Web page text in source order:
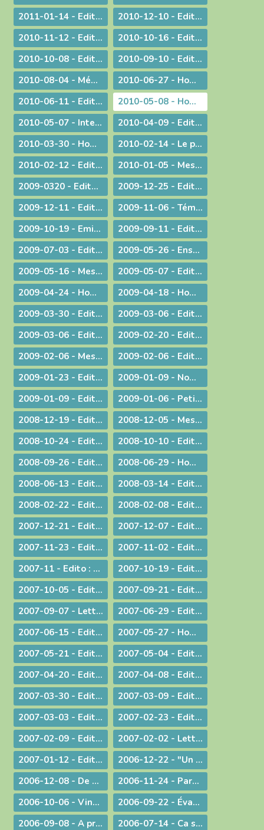
2011-01-14 - Edito : Une nouvelle année
2010-12-10 - Edito : Quel chemin pour l'humanité ?
2010-11-12 - Edito : Les saints n'ont pas disparu !
2010-10-16 - Edito : Le Synode pour le Moyen-Orient devrait tous nous faire réfléchir...
2010-10-08 - Edito : CARITAS IN VERITATE
2010-09-10 - Edito : Au rendez-vous des urgences, la mission est la première invitée
2010-08-04 - Méditation aux vêpres à Ars
2010-06-27 - Homélie pour les ordinations
2010-06-11 - Edito : S.D.F. pour une quin­zaine !
2010-05-08 - Homélie : Journée provinciale pour les vocations
2010-05-07 - Interview : La communion entre Eglises - Retour d'Irlande
2010-04-09 - Edito : "Attirons-le dans un piège"
2010-03-30 - Homélie pour la Messe chrismale
2010-02-14 - Le prêtre, guetteur de Dieu
2010-02-12 - Edito : La vérité de l'histoire
2010-01-05 - Message : Du nouveau dans la communication du diocèse de Belley-Ars !
2009-0320 - Edito : Quel avenir pour la paternité ?
2009-12-25 - Edito : Que de­vons-nous faire ?
2009-12-11 - Edito : Identité nationale
2009-11-06 - Témoignage : Demain, la vie de nos communautés chrétiennes
2009-10-19 - Emission : A propos du travail le dimanche
2009-09-11 - Edito : Une année pastorale qui ne ressemble à aucune autre !
2009-07-03 - Edito : Une toile de fond peu commune... pour une fin d'année ordinaire !
2009-05-26 - Enseignement : Journée du Presbyterium
2009-05-16 - Message : Evangélisation et année sacerdotale
2009-05-07 - Edito : Faut-il encore garder un peu de religion ?
2009-04-24 - Homélie pour la messe chrismale
2009-04-18 - Homélie : A Dieu !
2009-03-30 - ­Edito : Le choc de la dif­fé­rence
2009-03-06 - Edito : L'impact universel de nos responsabilités individuelles
2009-03-06 - Edito : Donner
2009-02-20 - Edito : Le droit de vivre !
2009-02-06 - Message aux diocésains à propos de la levée des excommunications des quatre évêques de la Fraternité Saint Pie X
2009-02-06 - Edito : Un nouveau pas sur la route de l'évangélisation
2009-01-23 - Edito : Une prière sans parole
2009-01-09 - Nomination : le P. S. Bataille, futur Supérieur du Séminaire Français de Rome
2009-01-09 - Edito : Sur les traces de saint Paul : le Forum de l'évangélisation
2009-01-06 - Petit guide de lecture de l'encylique « L'ÉGLISE VIT DE L'EUCHARISTIE »
2008-12-19 - Edito : Noël ou l'humilité de Dieu
2008-12-05 - Message pour le Jubilé du Saint Curé d'Ars
2008-10-24 - Edito : Rendez à César... rendez à Dieu...
2008-10-10 - Edito : La Parole de Dieu et la marche du monde
2008-09-26 - Edito : L'Eglise en France, une nouvelle fois visitée
2008-06-29 - Homélie pour les ordinations
2008-06-13 - Edito : Dialogue interreligieux : Le sens de la liberté religieuse
2008-03-14 - Edito : Là où se trouve Dieu... là se trouve l'avenir
2008-02-22 - Edito : Le regard de la foi
2008-02-08 - Edito : Quelle unité ?
2007-12-21 - Edito : Noël : Souffler sur les braises de l'espérance !
2007-12-07 - Edito : Anne-Lorraine - Sa résistance lui a coûté la vie !
2007-11-23 - Edito : La remise des Actes : une démarche liturgique
2007-11-02 - Edito : La remise d'un livre : une démarche diocésaine
2007-11 - Edito : A propos du Téléthon 2007
2007-10-19 - Edito : Discerner
2007-10-05 - Edito : Des temps nouveaux pour l'Evangile "Passons aux Actes !"
2007-09-21 - Edito : L'amour du plus faible
2007-09-07 - Lettre aux prêtres à propos du Motu Proprio
2007-06-29 - Edito : Merci à vous, prêtres nouvellement nommés
2007-06-15 - Edito : A propos des "sans papiers"
2007-05-27 - Homélie de Confirmation - Pentecôte
2007-05-21 - Edito : Justice, jugement et miséricorde
2007-05-04 - Edito : Au service des vocations sacerdotales : une journée inédite !
2007-04-20 - Edito : Une citoyenneté responsable
2007-04-08 - Edito : Un baptême pas comme les autres - Pâques 2007
2007-03-30 - Edito : A la veille des élections / A propos des élections présidentielles et législatives
2007-03-09 - Edito : Double "fil de vie" - Un aspect de la liturgie du Carême
2007-03-03 - Edito : Le chemin de la filialié
2007-02-23 - Edito : "Il faut que le monde sache..." Conversion et Mission
2007-02-09 - Edito : "Je suis allée essayer mon cercueil !"
2007-02-02 - Lettre aux prêtres et aux diacres
2007-01-12 - Edito : Le Gange et l'Himalaya
2006-12-22 - "Un Sauveur vous est né !"
2006-12-08 - De Ratisbonne à Ankara, un dialogue ininterrompu
2006-11-24 - Parentalité
2006-10-06 - Vingt ans déjà !
2006-09-22 - Évangéliser : aller au large !
2006-09-08 - A propos du Liban
2006-07-14 - Ca se passe en France !